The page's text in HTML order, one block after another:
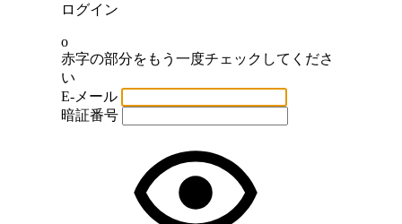
ログイン
o
赤字の部分をもう一度チェックしてくださ
い
E-メール
暗証番号